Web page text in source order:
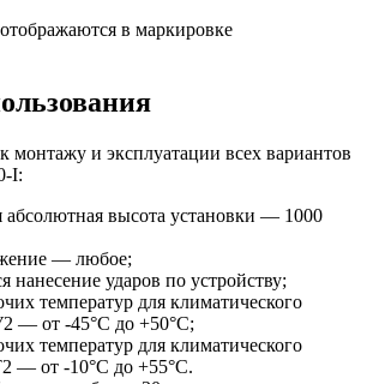
в маркировке
монтажу и эксплуатации всех вариантов
I:
абсолютная высота установки — 1000
— любое;
нанесение ударов по устройству;
температур для климатического
— от -45°С до +50°С;
температур для климатического
— от -10°С до +55°С.